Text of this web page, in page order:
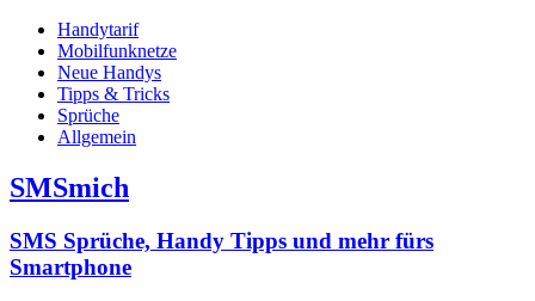
Handytarif
Mobilfunknetze
Neue Handys
Tipps & Tricks
Sprüche
Allgemein
SMSmich
SMS Sprüche, Handy Tipps und mehr fürs
Smartphone